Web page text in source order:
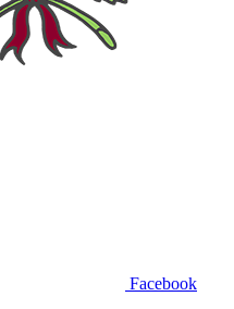
Facebook